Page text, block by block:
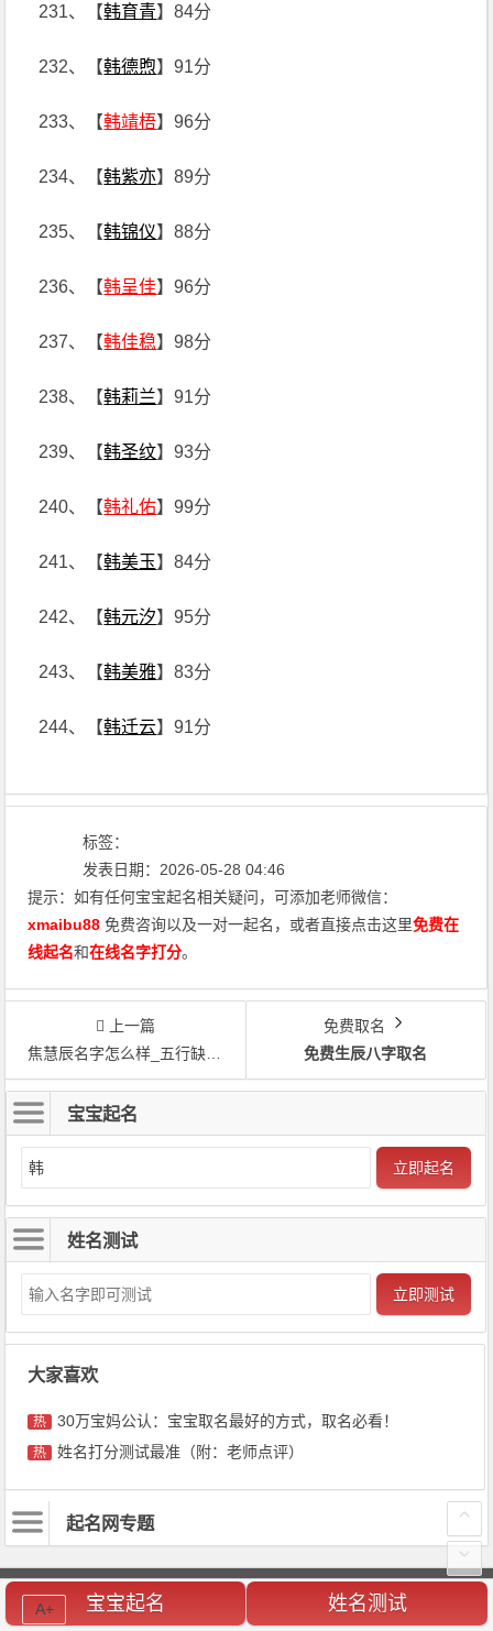
231、【韩育青】84分
232、【韩德煦】91分
233、【韩靖梧】96分
234、【韩紫亦】89分
235、【韩锦仪】88分
236、【韩呈佳】96分
237、【韩佳稳】98分
238、【韩莉兰】91分
239、【韩圣纹】93分
240、【韩礼佑】99分
241、【韩美玉】84分
242、【韩元汐】95分
243、【韩美雅】83分
244、【韩迁云】91分
宝宝起名 姓名测试
A+
标签：
发表日期：2026-05-28 04:46
提示：如有任何宝宝起名相关疑问，可添加老师微信：
xmaibu88免费咨询以及一对一起名，或者直接点击这里免费在
线起名和在线名字打分。
上一篇
焦慧辰名字怎么样_五行缺水取名焦慧辰
免费取名
免费生辰八字取名
宝宝起名
立即起名
姓名测试
立即测试
大家喜欢
热 30万宝妈公认：宝宝取名最好的方式，取名必看！
热 姓名打分测试最准（附：老师点评）
起名网专题
男孩起名
宝宝起名